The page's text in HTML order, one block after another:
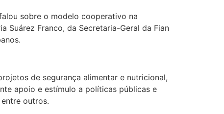
sobre o modelo cooperativo na
Suárez Franco, da Secretaria-Geral da Fian
de segurança alimentar e nutricional,
apoio e estímulo a políticas públicas e
outros.